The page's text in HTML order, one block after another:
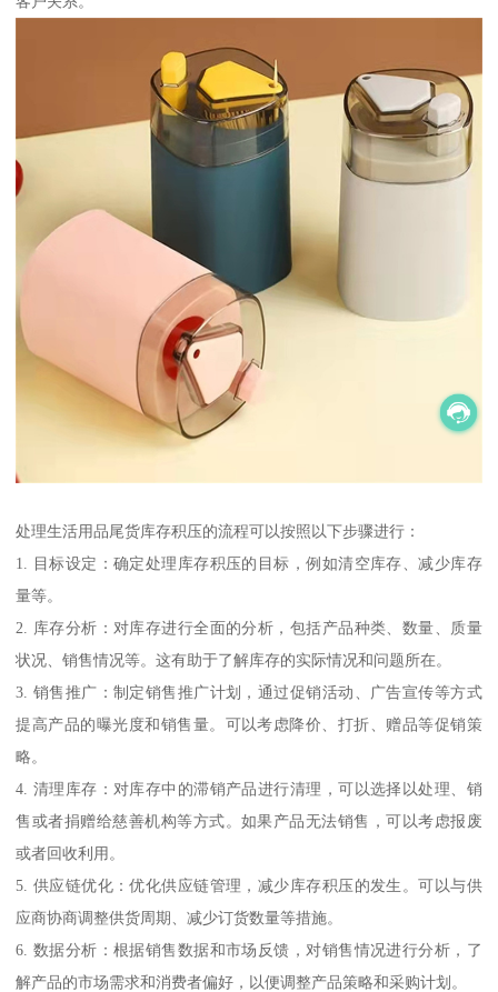
处理生活用品尾货库存积压的流程可以按照以下步骤进行：
1. 目标设定：确定处理库存积压的目标，例如清空库存、减少库存
量等。
2. 库存分析：对库存进行全面的分析，包括产品种类、数量、质量
状况、销售情况等。这有助于了解库存的实际情况和问题所在。
3. 销售推广：制定销售推广计划，通过促销活动、广告宣传等方式
提高产品的曝光度和销售量。可以考虑降价、打折、赠品等促销策
略。
4. 清理库存：对库存中的滞销产品进行清理，可以选择以处理、销
售或者捐赠给慈善机构等方式。如果产品无法销售，可以考虑报废
或者回收利用。
5. 供应链优化：优化供应链管理，减少库存积压的发生。可以与供
应商协商调整供货周期、减少订货数量等措施。
6. 数据分析：根据销售数据和市场反馈，对销售情况进行分析，了
解产品的市场需求和消费者偏好，以便调整产品策略和采购计划。